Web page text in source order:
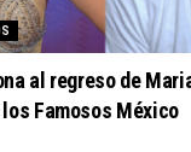
al regreso de
los Famosos México